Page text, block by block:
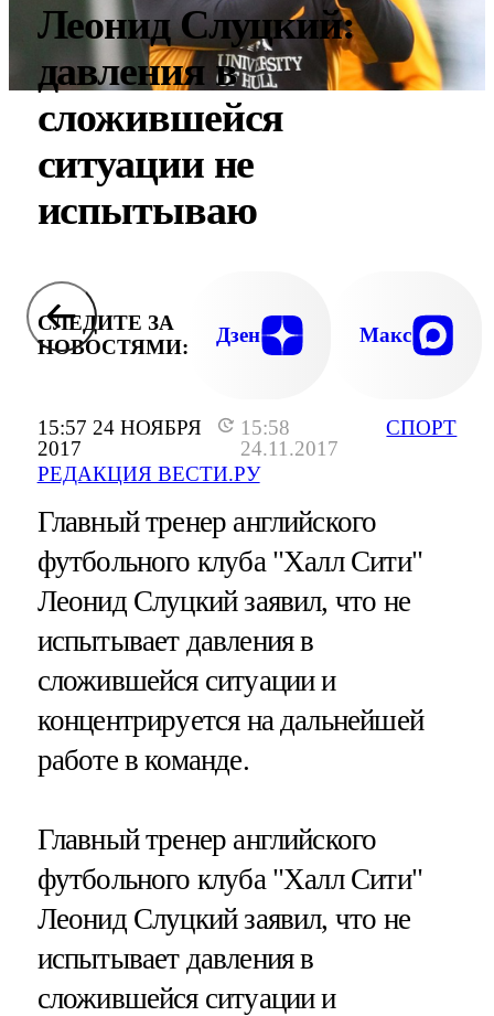
15:57 24 НОЯБРЯ
2017
15:58
24.11.2017
РЕДАКЦИЯ ВЕСТИ.РУ
СПОРТ
Леонид Слуцкий:
давления в
сложившейся
ситуации не
испытываю
СЛЕДИТЕ ЗА
НОВОСТЯМИ:
Дзен Макс
Главный тренер английского
футбольного клуба "Халл Сити"
Леонид Слуцкий заявил, что не
испытывает давления в
сложившейся ситуации и
концентрируется на дальнейшей
работе в команде.
Главный тренер английского
футбольного клуба "Халл Сити"
Леонид Слуцкий заявил, что не
испытывает давления в
сложившейся ситуации и